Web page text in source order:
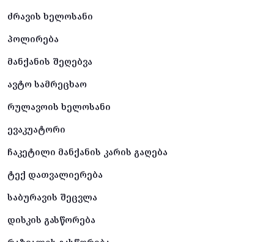
ძრავის ხელოსანი
პოლირება
მანქანის შეღებვა
ავტო სამრეცხაო
რულავოის ხელოსანი
ევაკუატორი
ჩაკეტილი მანქანის კარის გაღება
ტექ დათვალიერება
საბურავის შეცვლა
დისკის გასწორება